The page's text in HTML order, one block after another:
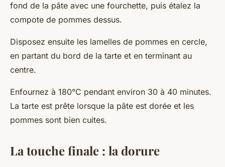
fond de la pâte avec une fourchette, puis étalez la
compote de pommes dessus.
Disposez ensuite les lamelles de pommes en cercle,
en partant du bord de la tarte et en terminant au
centre.
Enfournez à 180°C pendant environ 30 à 40 minutes.
La tarte est prête lorsque la pâte est dorée et les
pommes sont bien cuites.
La touche finale : la dorure